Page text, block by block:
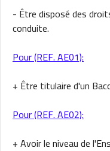
- Être disposé des
conduite.
Pour (REF. AE01):
+ Être titulaire d'un
Pour (REF. AE02):
+ Avoir le niveau de